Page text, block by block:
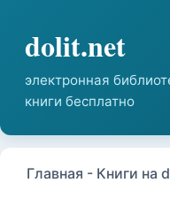
Главная - Книги на